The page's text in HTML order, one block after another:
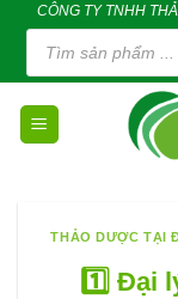
content
CÔNG TY TNHH
Tìm
kiếm
phẩm
THẢO DƯỢC TẠI
1️⃣ Đại